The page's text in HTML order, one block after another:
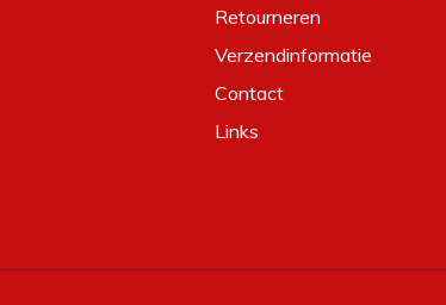
Retourneren
Verzendinformatie
Contact
Links